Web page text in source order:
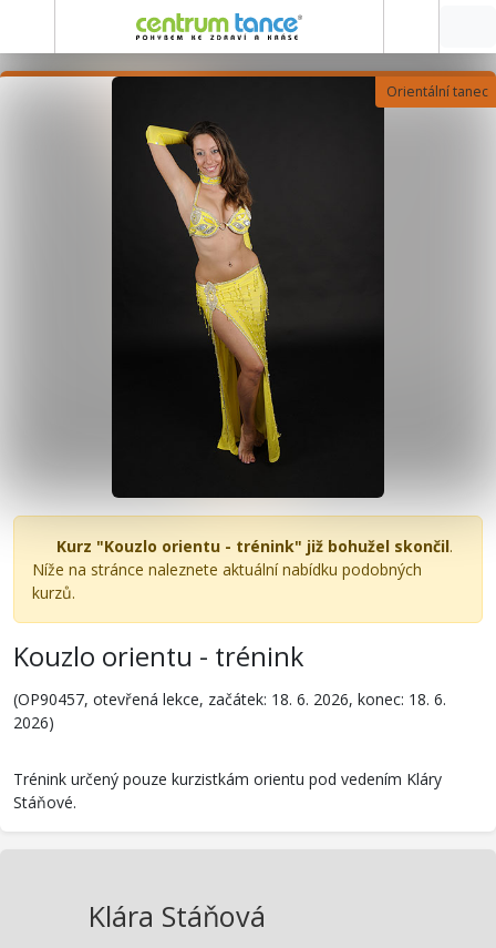
Orientální tanec
Kurz "Kouzlo orientu - trénink" již bohužel skončil.
Níže na stránce naleznete aktuální nabídku podobných
kurzů.
Kouzlo orientu - trénink
(OP90457, otevřená lekce, začátek: 18. 6. 2026, konec: 18. 6.
2026)
Trénink určený pouze kurzistkám orientu pod vedením Kláry
Stáňové.
Klára Stáňová